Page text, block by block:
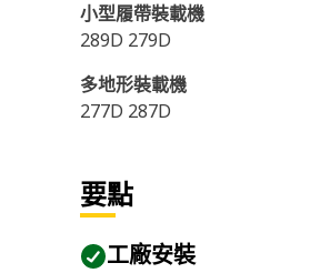
小型履帶裝載機
289D 279D
多地形裝載機
277D 287D
要點
工廠安裝